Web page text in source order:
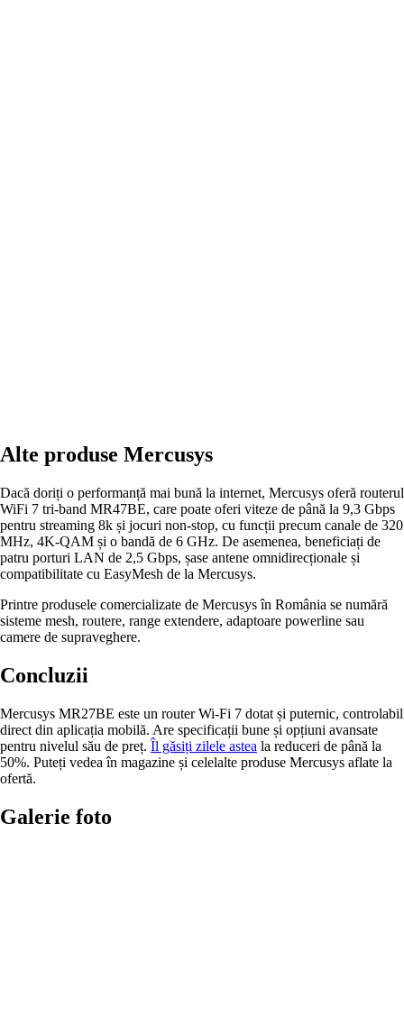
Alte produse Mercusys
Dacă doriți o performanță mai bună la internet, Mercusys oferă routerul
WiFi 7 tri-band MR47BE, care poate oferi viteze de până la 9,3 Gbps
pentru streaming 8k și jocuri non-stop, cu funcții precum canale de 320
MHz, 4K-QAM și o bandă de 6 GHz. De asemenea, beneficiați de
patru porturi LAN de 2,5 Gbps, șase antene omnidirecționale și
compatibilitate cu EasyMesh de la Mercusys.
Printre produsele comercializate de Mercusys în România se numără
sisteme mesh, routere, range extendere, adaptoare powerline sau
camere de supraveghere.
Concluzii
Mercusys MR27BE este un router Wi-Fi 7 dotat și puternic, controlabil
direct din aplicația mobilă. Are specificații bune și opțiuni avansate
pentru nivelul său de preț. Îl găsiți zilele astea la reduceri de până la
50%. Puteți vedea în magazine și celelalte produse Mercusys aflate la
ofertă.
Galerie foto